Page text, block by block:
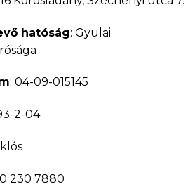
hatóság: Gyulai
: 04-09-015145
2-04
230 7880